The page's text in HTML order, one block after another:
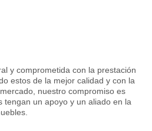
y comprometida con la prestación
estos de la mejor calidad y con la
nuestro compromiso es
tengan un apoyo y un aliado en la